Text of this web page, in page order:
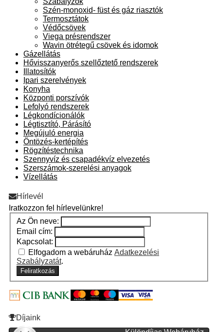
Szén-monoxid- füst és gáz riasztók
Termosztátok
Védőcsövek
Viega présrendszer
Wavin ötrétegű csövek és idomok
Gázellátás
Hővisszanyerős szellőztető rendszerek
Illatosítók
Ipari szerelvények
Konyha
Központi porszívók
Lefolyó rendszerek
Légkondícionálók
Légtisztító, Párásító
Megújuló energia
Öntözés-kertépítés
Rögzítéstechnika
Szennyvíz és csapadékvíz elvezetés
Szerszámok-szerelési anyagok
Vízellátás
Hírlevél
Iratkozzon fel hírlevelünkre!
Az Ön neve:
Email cím:
Kapcsolat:
Elfogadom a webáruház Adatkezelési
Szabályzatát.
Feliratkozás
Díjaink